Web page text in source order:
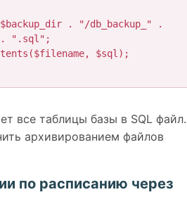
. ".sql";
все таблицы базы в SQL файл.
архивированием файлов
по расписанию через